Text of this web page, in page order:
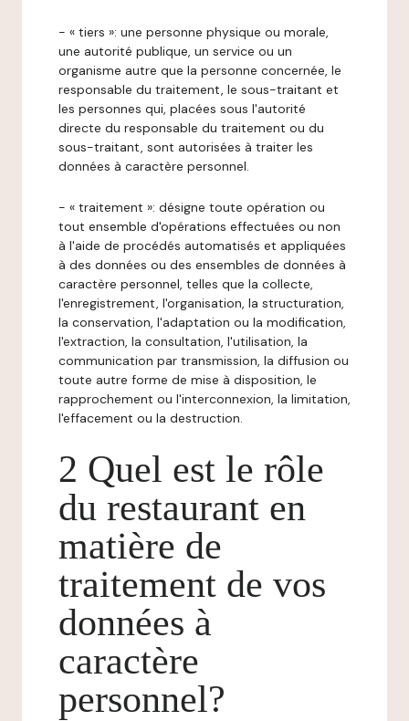
- « tiers »: une personne physique ou morale,
une autorité publique, un service ou un
organisme autre que la personne concernée, le
responsable du traitement, le sous-traitant et
les personnes qui, placées sous l'autorité
directe du responsable du traitement ou du
sous-traitant, sont autorisées à traiter les
données à caractère personnel.
- « traitement »: désigne toute opération ou
tout ensemble d'opérations effectuées ou non
à l'aide de procédés automatisés et appliquées
à des données ou des ensembles de données à
caractère personnel, telles que la collecte,
l'enregistrement, l'organisation, la structuration,
la conservation, l'adaptation ou la modification,
l'extraction, la consultation, l'utilisation, la
communication par transmission, la diffusion ou
toute autre forme de mise à disposition, le
rapprochement ou l'interconnexion, la limitation,
l'effacement ou la destruction.
2 Quel est le rôle
du restaurant en
matière de
traitement de vos
données à
caractère
personnel?